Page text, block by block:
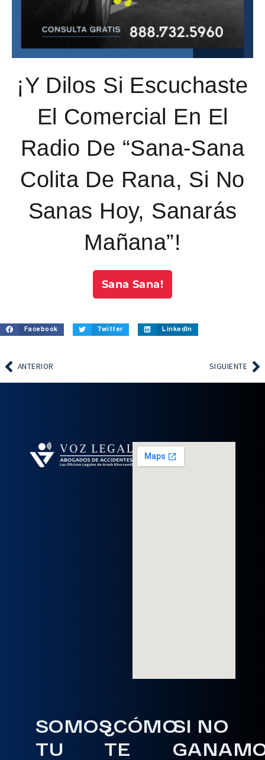
¡Y Dilos Si Escuchaste
El Comercial En El
Radio De “Sana-Sana
Colita De Rana, Si No
Sanas Hoy, Sanarás
Mañana”!
Sana Sana!
Facebook Twitter LinkedIn
ANTERIOR SIGUIENTE
SOMOS
TU
¿CÓMO
TE
SI NO